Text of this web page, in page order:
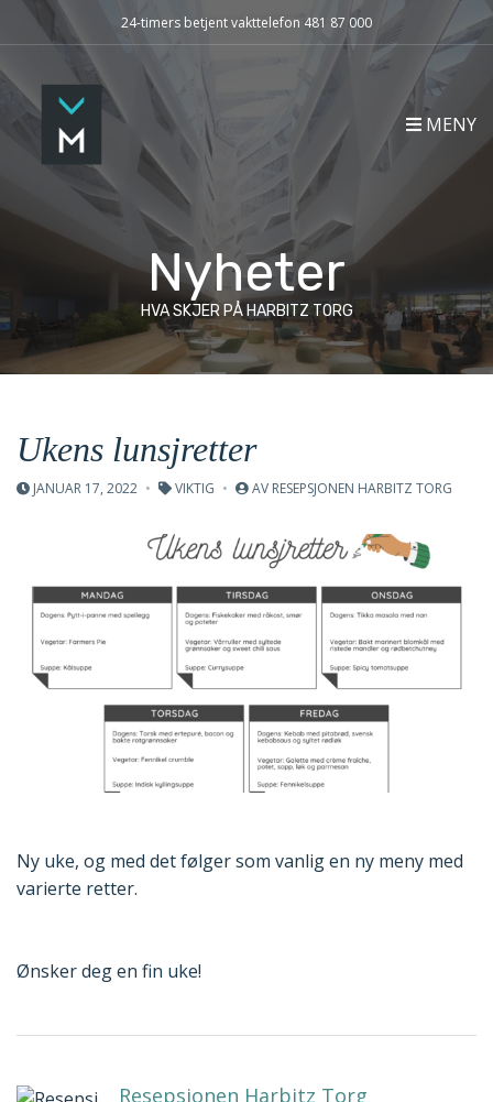
24-timers betjent vakttelefon 481 87 000
MENY
Nyheter
HVA SKJER PÅ HARBITZ TORG
Ukens lunsjretter
JANUAR 17, 2022 VIKTIG AV RESEPSJONEN HARBITZ TORG
Ny uke, og med det følger som vanlig en ny meny med
varierte retter.
Ønsker deg en fin uke!
Resepsjonen Harbitz Torg